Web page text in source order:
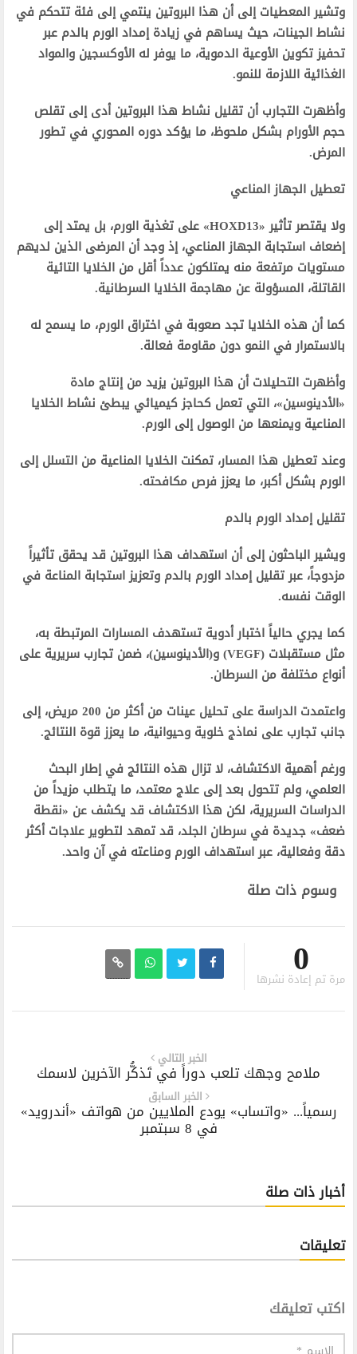
وتشير المعطيات إلى أن هذا البروتين ينتمي إلى فئة تتحكم في
نشاط الجينات، حيث يساهم في زيادة إمداد الورم بالدم عبر
تحفيز تكوين الأوعية الدموية، ما يوفر له الأوكسجين والمواد
الغذائية اللازمة للنمو.
وأظهرت التجارب أن تقليل نشاط هذا البروتين أدى إلى تقلص
حجم الأورام بشكل ملحوظ، ما يؤكد دوره المحوري في تطور
المرض.
تعطيل الجهاز المناعي
ولا يقتصر تأثير «HOXD13» على تغذية الورم، بل يمتد إلى
إضعاف استجابة الجهاز المناعي، إذ وجد أن المرضى الذين لديهم
مستويات مرتفعة منه يمتلكون عدداً أقل من الخلايا التائية
القاتلة، المسؤولة عن مهاجمة الخلايا السرطانية.
كما أن هذه الخلايا تجد صعوبة في اختراق الورم، ما يسمح له
بالاستمرار في النمو دون مقاومة فعالة.
وأظهرت التحليلات أن هذا البروتين يزيد من إنتاج مادة
«الأدينوسين»، التي تعمل كحاجز كيميائي يبطئ نشاط الخلايا
المناعية ويمنعها من الوصول إلى الورم.
وعند تعطيل هذا المسار، تمكنت الخلايا المناعية من التسلل إلى
الورم بشكل أكبر، ما يعزز فرص مكافحته.
تقليل إمداد الورم بالدم
ويشير الباحثون إلى أن استهداف هذا البروتين قد يحقق تأثيراً
مزدوجاً، عبر تقليل إمداد الورم بالدم وتعزيز استجابة المناعة في
الوقت نفسه.
كما يجري حالياً اختبار أدوية تستهدف المسارات المرتبطة به،
مثل مستقبلات (VEGF) و(الأدينوسين)، ضمن تجارب سريرية على
أنواع مختلفة من السرطان.
واعتمدت الدراسة على تحليل عينات من أكثر من 200 مريض، إلى
جانب تجارب على نماذج خلوية وحيوانية، ما يعزز قوة النتائج.
ورغم أهمية الاكتشاف، لا تزال هذه النتائج في إطار البحث
العلمي، ولم تتحول بعد إلى علاج معتمد، ما يتطلب مزيداً من
الدراسات السريرية، لكن هذا الاكتشاف قد يكشف عن «نقطة
ضعف» جديدة في سرطان الجلد، قد تمهد لتطوير علاجات أكثر
دقة وفعالية، عبر استهداف الورم ومناعته في آن واحد.
وسوم ذات صلة
0
مرة تم إعادة نشرها
الخبر التالي
ملامح وجهك تلعب دوراً في تَذكُّر الآخرين لاسمك
الخبر السابق
رسمياً... «واتساب» يودع الملايين من هواتف «أندرويد»
في 8 سبتمبر
أخبار ذات صلة
تعليقات
اكتب تعليقك